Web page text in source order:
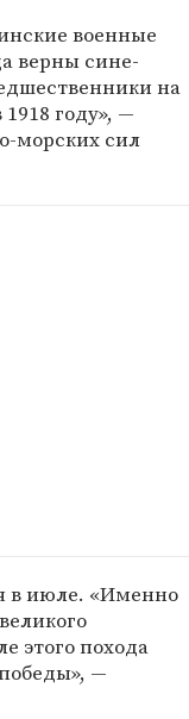
военные
верны сине-
на
году», —
морских сил
в июле. «Именно
этого похода
—